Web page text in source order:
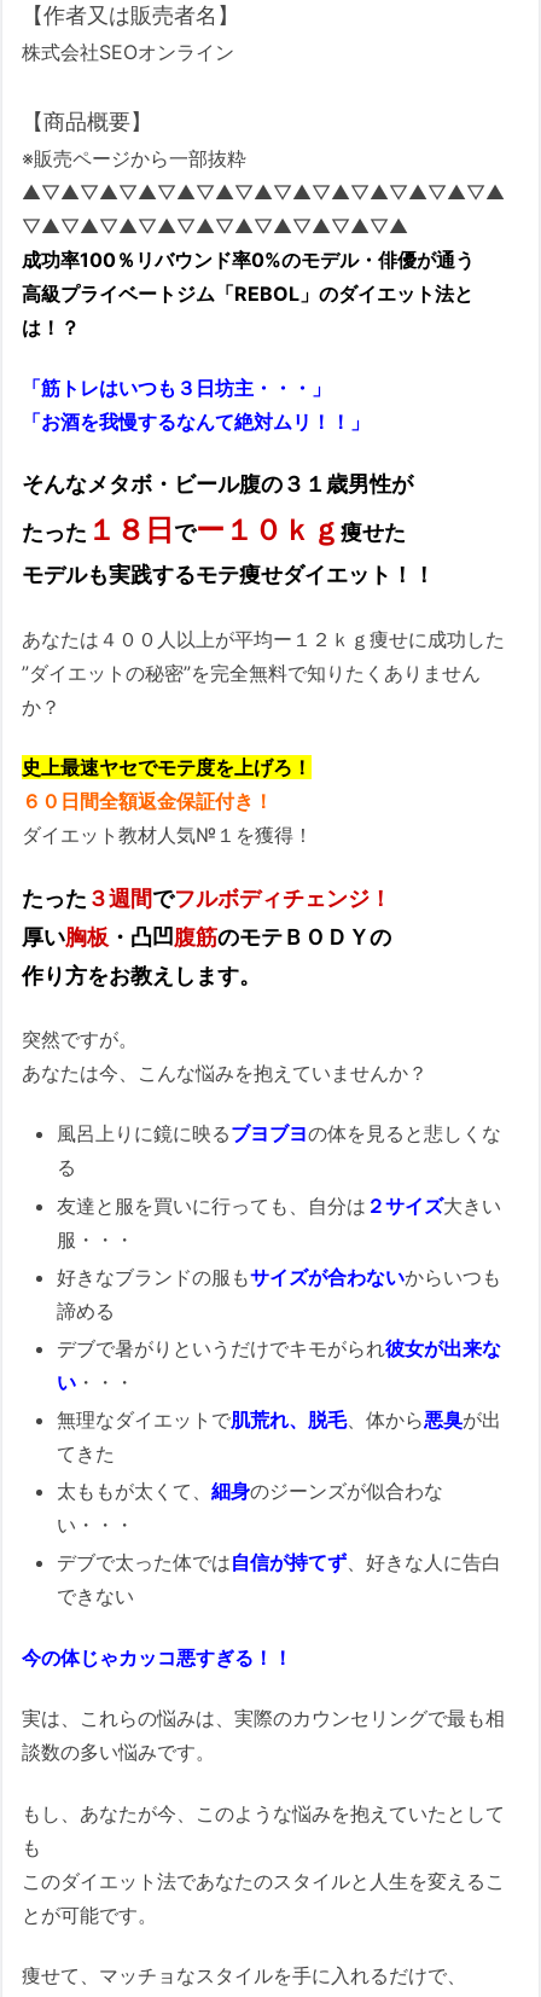
【作者又は販売者名】
株式会社SEOオンライン
【商品概要】
※販売ページから一部抜粋
▲▽▲▽▲▽▲▽▲▽▲▽▲▽▲▽▲▽▲▽▲▽▲▽▲
▽▲▽▲▽▲▽▲▽▲▽▲▽▲▽▲▽▲▽▲
成功率100％リバウンド率0%のモデル・俳優が通う
高級プライベートジム「REBOL」のダイエット法と
は！？
「筋トレはいつも３日坊主・・・」
「お酒を我慢するなんて絶対ムリ！！」
そんなメタボ・ビール腹の３１歳男性が
たった １８日 でー１０ｋｇ痩せた
モデルも実践するモテ痩せダイエット！！
あなたは４００人以上が平均ー１２ｋｇ痩せに成功した
”ダイエットの秘密”を完全無料で知りたくありません
か？
史上最速ヤセでモテ度を上げろ！
６０日間全額返金保証付き！
ダイエット教材人気№１を獲得！
たった ３週間でフルボディチェンジ！
厚い胸板 ・凸凹腹筋のモテＢＯＤＹの
作り方をお教えします。
突然ですが。
あなたは今、こんな悩みを抱えていませんか？
風呂上りに鏡に映るブヨブヨの体を見ると悲しくな
る
友達と服を買いに行っても、自分は ２サイズ大きい
服・・・
好きなブランドの服もサイズが合わないからいつも
諦める
デブで暑がりというだけでキモがられ彼女が出来な
い ・・・
無理なダイエットで肌荒れ、脱毛、体から悪臭が出
てきた
太ももが太くて、細身のジーンズが似合わな
い・・・
デブで太った体では自信が持てず、好きな人に告白
できない
今の体じゃカッコ悪すぎる！！
実は、これらの悩みは、実際のカウンセリングで最も相
談数の多い悩みです。
もし、あなたが今、このような悩みを抱えていたとして
も
このダイエット法であなたのスタイルと人生を変えるこ
とが可能です。
痩せて、マッチョなスタイルを手に入れるだけで、